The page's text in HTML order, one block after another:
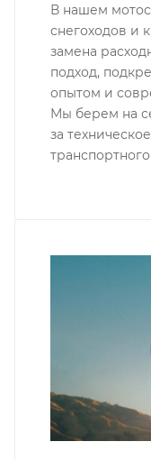
В нашем
снегоходов и
замена
подход,
опытом и
Мы берем на
за